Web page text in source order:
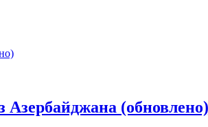
Азербайджана (обновлено)